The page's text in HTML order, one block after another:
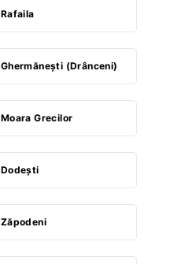
Rafaila
Ghermăneşti (Drânceni)
Moara Grecilor
Dodeşti
Zăpodeni